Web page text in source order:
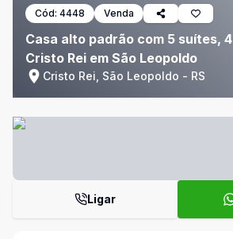
Cód: 4448 Venda
Casa alto padrão com 5 suítes,
Cristo Rei em São Leopoldo
Cristo Rei, São Leopoldo - RS
Ligar